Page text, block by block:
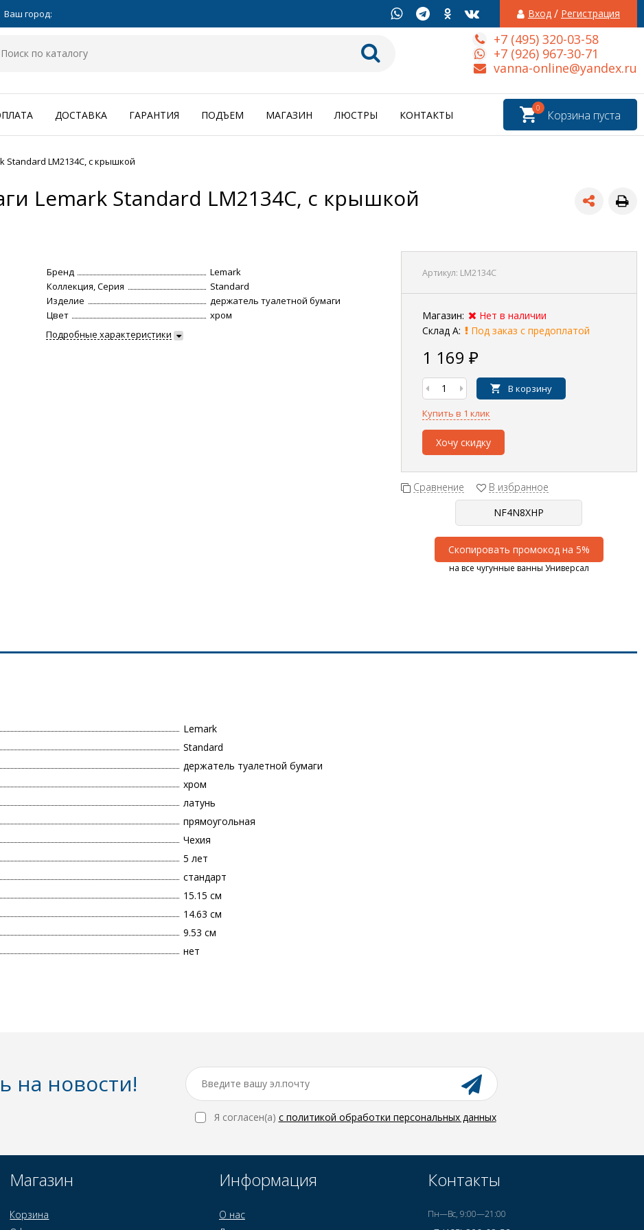
Ваш город: Вход / Регистрация
+7 (495) 320-03-58
+7 (926) 967-30-71
vanna-online@yandex.ru
Корзина пуста
0
ДОСТАВКА ГАРАНТИЯ ПОДЪЕМ МАГАЗИН ЛЮСТРЫ КОНТАКТЫ
Standard LM2134C, с крышкой
Lemark Standard LM2134C, с крышкой
Артикул: LM2134C
Магазин:
Нет в наличии
Склад А:
Под заказ с предоплатой
1 169 ₽
В корзину
Купить в 1 клик
Хочу скидку
Сравнение В избранное
Скопировать промокод на 5%
на все чугунные ванны Универсал
Бренд
Lemark
Коллекция, Серия
Standard
Изделие
держатель туалетной бумаги
Цвет
хром
Подробные характеристики
Lemark
Standard
держатель туалетной бумаги
хром
латунь
прямоугольная
Чехия
5 лет
стандарт
15.15 см
14.63 см
9.53 см
нет
на новости!
Я согласен(a) с политикой обработки персональных данных
Магазин
Корзина
Информация
О нас
Контакты
Пн—Вс, 9:00—21:00